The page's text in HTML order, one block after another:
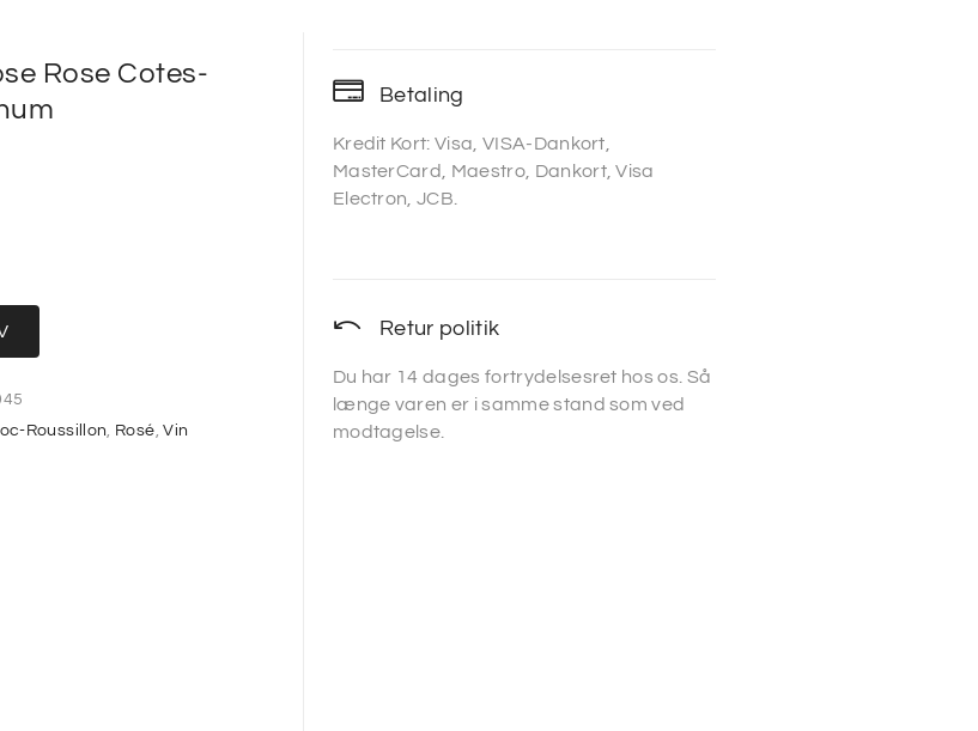
Rose Cotes-
Roussillon, Rosé,Vin
Betaling
Kredit Kort: Visa, VISA-Dankort,
MasterCard, Maestro, Dankort, Visa
Electron, JCB.
Retur politik
Du har 14 dages fortrydelsesret hos os. Så
længe varen er i samme stand som ved
modtagelse.